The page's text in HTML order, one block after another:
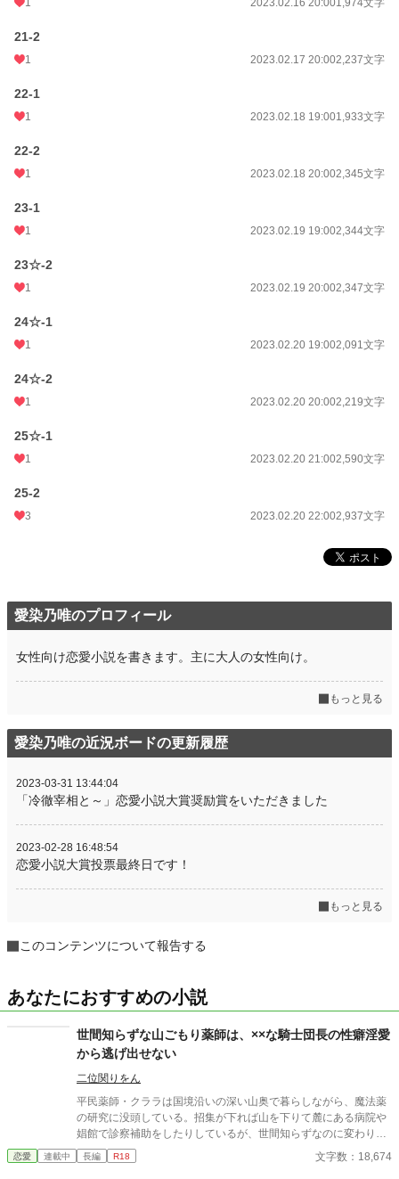
1 2023.02.16 20:001,974文字
21-2
1 2023.02.17 20:002,237文字
22-1
1 2023.02.18 19:001,933文字
22-2
1 2023.02.18 20:002,345文字
23-1
1 2023.02.19 19:002,344文字
23☆-2
1 2023.02.19 20:002,347文字
24☆-1
1 2023.02.20 19:002,091文字
24☆-2
1 2023.02.20 20:002,219文字
25☆-1
1 2023.02.20 21:002,590文字
25-2
3 2023.02.20 22:002,937文字
愛染乃唯のプロフィール
女性向け恋愛小説を書きます。主に大人の女性向け。
もっと見る
愛染乃唯の近況ボードの更新履歴
2023-03-31 13:44:04
「冷徹宰相と～」恋愛小説大賞奨励賞をいただきました
2023-02-28 16:48:54
恋愛小説大賞投票最終日です！
もっと見る
このコンテンツについて報告する
あなたにおすすめの小説
世間知らずな山ごもり薬師は、××な騎士団長の性癖淫愛
から逃げ出せない
二位関りをん
平民薬師・クララは国境沿いの深い山奥で暮らしながら、魔法薬
の研究に没頭している。招集が下れば山を下りて麓にある病院や
娼館で診察補助をしたりしているが、世間知らずなのに変わりは
ない。 ある日、山の中で倒れている男性を発見。彼はなんと騎士
団長・レイルドで女嫌いの噂を持つ人物だった。 当然女嫌いの噂
恋愛 連載中 長編 R18 文字数：18,674